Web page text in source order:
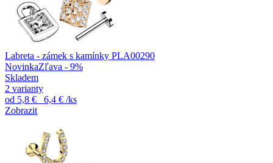
Labreta - zámek s kamínky PLA00290
NovinkaZľava - 9%
Skladem
2 varianty
od 5,8 € 6,4 € /ks
Zobrazit